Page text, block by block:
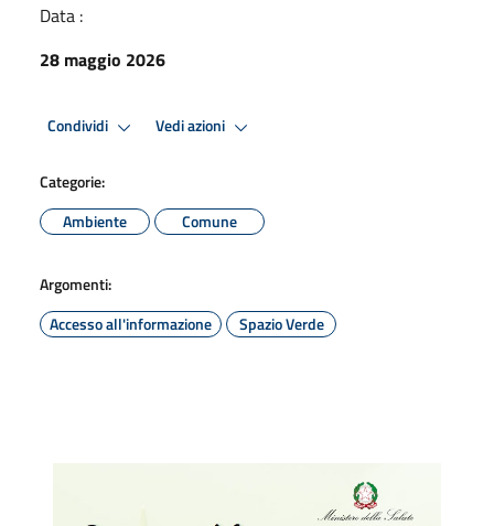
Data :
28 maggio 2026
Condividi Vedi azioni
Categorie:
Ambiente
Comune
Argomenti:
Accesso all'informazione
Spazio Verde